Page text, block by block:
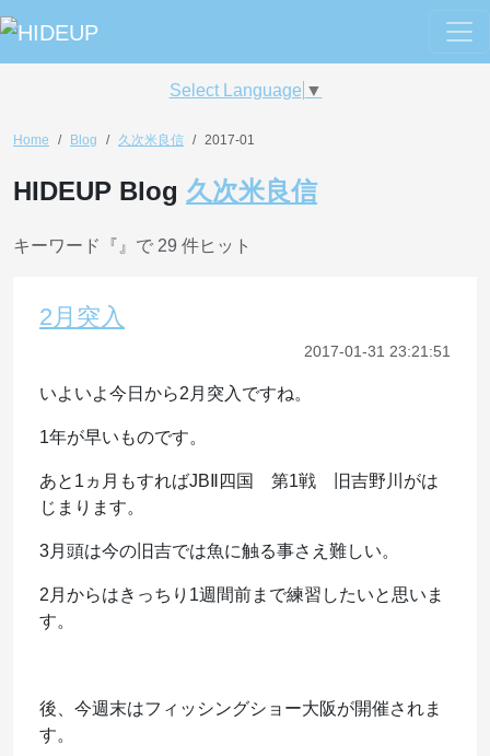
Select Language ▼
Home Blog 久次米良信 2017-01
HIDEUP Blog 久次米良信
キーワード『 』で 29 件ヒット
2月突入
2017-01-31 23:21:51
いよいよ今日から2月突入ですね。
1年が早いものです。
あと1ヵ月もすればJBⅡ四国 第1戦 旧吉野川がは
じまります。
3月頭は今の旧吉では魚に触る事さえ難しい。
2月からはきっちり1週間前まで練習したいと思いま
す。
後、今週末はフィッシングショー大阪が開催されま
す。